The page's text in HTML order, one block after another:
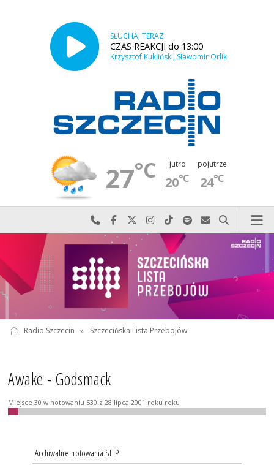
SŁUCHAJ TERAZ
CZAS REAKCJI do 13:00
Krzysztof Kukliński, Sławomir Orlik
27°C jutro
20°C
pojutrze
24°C
Najlepiej po prostu do nas zadzwoń
Odwiedź nas na Facebook-u
Odwiedź nas na X
Odwiedź nas na Instagram-ie
Odwiedź nas na TikTok-u
Szukaj nas na Spotify
Wyślij do nas
Szukaj
Radio Szczecin » Szczecińska Lista Przebojów
Awake - Godsmack
Miejsce 30 w notowaniu 530 z 28 lipca 2001 roku roku
Archiwalne notowania SLIP